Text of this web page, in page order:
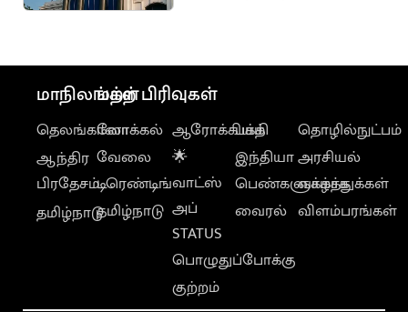
மாநிலங்கள்
தெலங்கானா
ஆந்திர
பிரதேசம்
தமிழ்நாடு
மற்ற பிரிவுகள்
லோக்கல்
வேலை
டிரெண்டிங்
தமிழ்நாடு
ஆரோக்கியம்
🌟
வாட்ஸ்
அப்
STATUS
பொழுதுப்போக்கு
குற்றம்
பக்தி
இந்தியா
பெண்களுக்காக
வைரல்
தொழில்நுட்பம்
அரசியல்
வாழ்த்துக்கள்
விளம்பரங்கள்